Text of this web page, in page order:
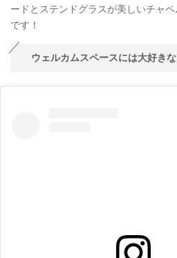
ードとステンドグラスが美しいチャ
です！
ウェルカムスペースには大好きな